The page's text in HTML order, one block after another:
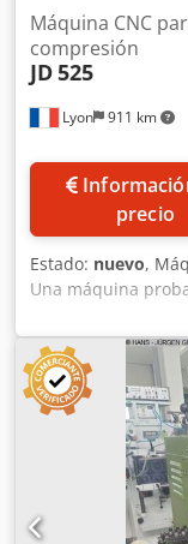
Lyon 911 km
Máquina CNC
compresión
JD525
Información de
precio
Estado: nuevo,
Una máquina
debería tener en
los mejores ratios